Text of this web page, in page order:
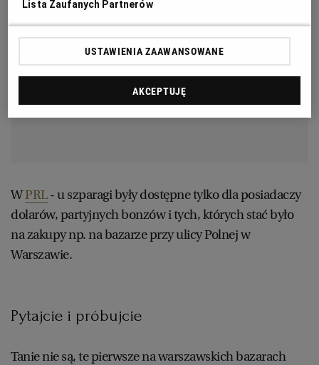
WPRL- u szparagi były dostępne tylko dla posiadaczy
dolarów, partyjnych bonzów i tych, których stać było
na zakupy np. na bazarze przy ulicy Polnej w
Warszawie.
Pytajcie i próbujcie
Tanie nie są, te pierwsze na warszawskich bazarach
Lista Zaufanych Partnerów
USTAWIENIA ZAAWANSOWANE
AKCEPTUJĘ